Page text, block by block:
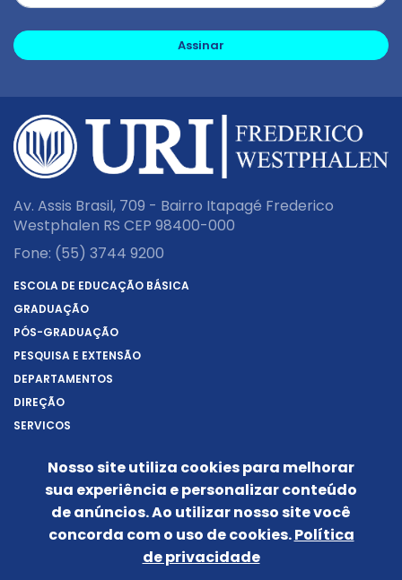
Assinar
Av. Assis Brasil, 709 - Bairro Itapagé Frederico
Westphalen RS CEP 98400-000
Fone: (55) 3744 9200
ESCOLA DE EDUCAÇÃO BÁSICA
GRADUAÇÃO
PÓS-GRADUAÇÃO
PESQUISA E EXTENSÃO
DEPARTAMENTOS
DIREÇÃO
SERVIÇOS
REITORIA
NOTÍCIAS
CONHEÇA O CÂMPUS
IDENTIDADE VISUAL
Nosso site utiliza cookies para melhorar
sua experiência e personalizar conteúdo
de anúncios. Ao utilizar nosso site você
concorda com o uso de cookies.Política
de privacidade